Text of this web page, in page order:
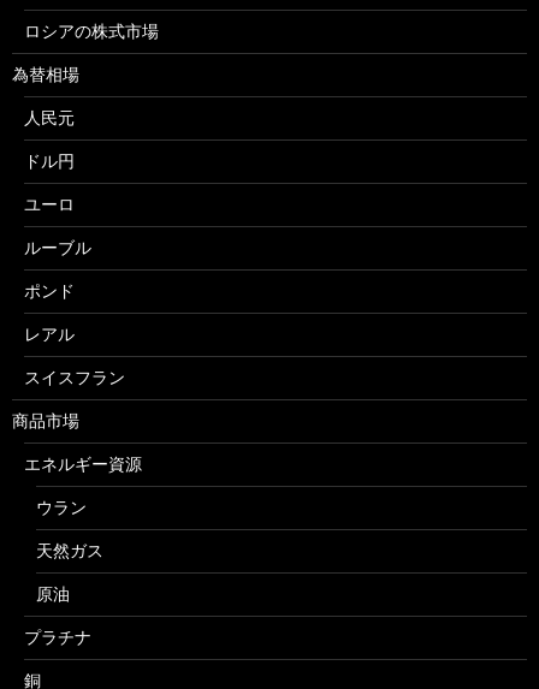
ロシアの株式市場
為替相場
人民元
ドル円
ユーロ
ルーブル
ポンド
レアル
スイスフラン
商品市場
エネルギー資源
ウラン
天然ガス
原油
プラチナ
銅